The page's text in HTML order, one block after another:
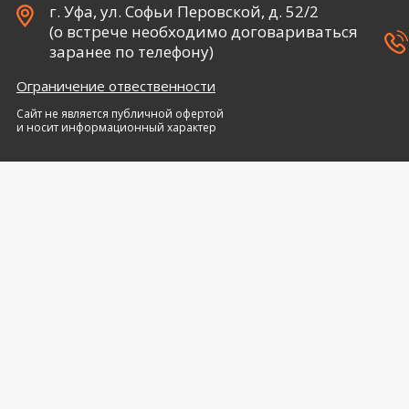
г. Уфа, ул. Софьи Перовской, д. 52/2
(о встрече необходимо договариваться
заранее по телефону)
Ограничение отвественности
Сайт не является публичной офертой
и носит информационный характер